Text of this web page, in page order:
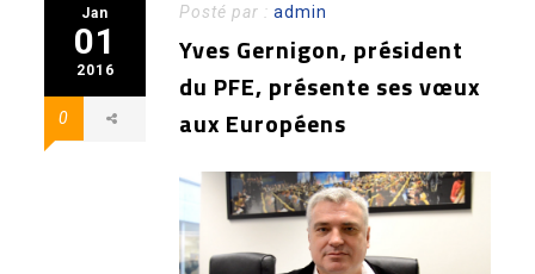
Jan
01
2016
0
Posté par :admin
Yves Gernigon, président
du PFE, présente ses vœux
aux Européens